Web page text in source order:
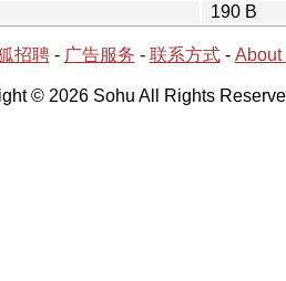
190 B
招聘- 广告服务 - 联系方式- About
© 2026 Sohu All Rights